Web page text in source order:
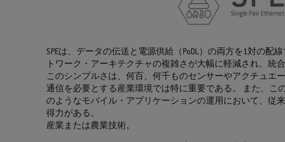
SPEは、データの伝送と電源供給（PoDL）の両方を1対の配
トワーク・アーキテクチャの複雑さが大幅に軽減され、統
このシンプルさは、何百、何千ものセンサーやアクチュエ
通信を必要とする産業環境では特に重要である。 また、こ
のようなモバイル・アプリケーションの運用において、従
得力がある。
産業または農業技術。